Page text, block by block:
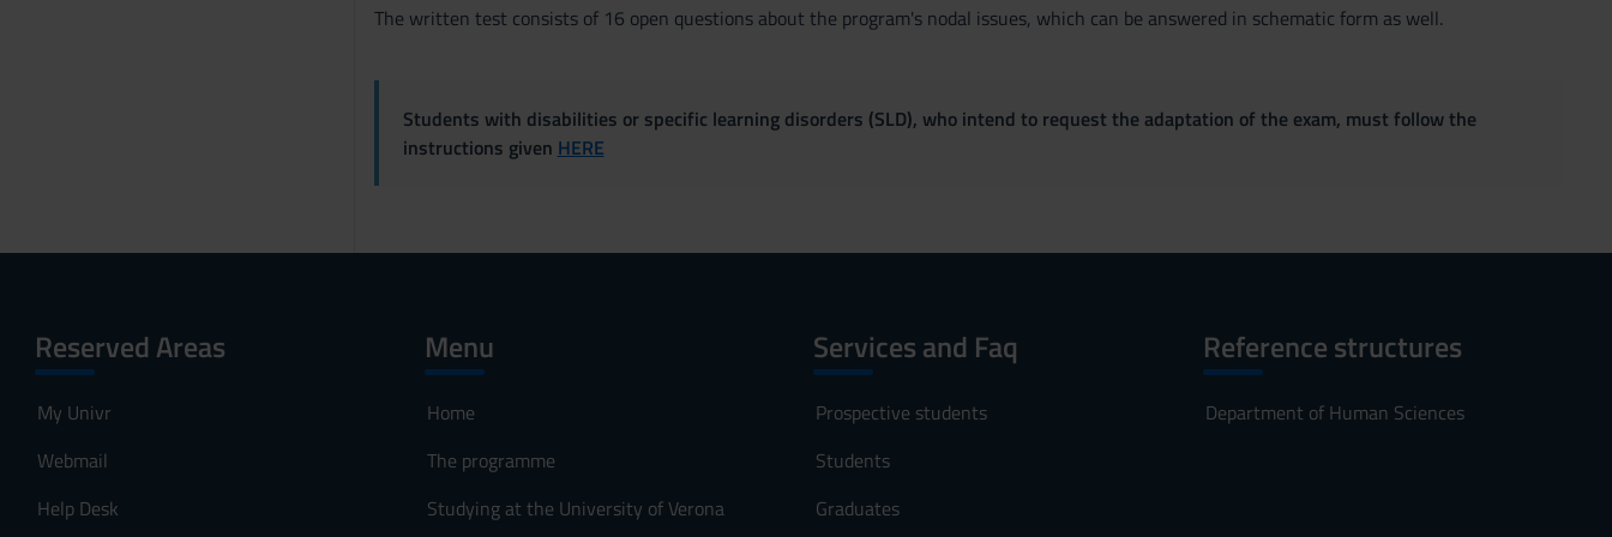
The written test consists of 16 open questions about the program's nodal issues, which can be answered in schematic form as well.
Students with disabilities or specific learning disorders (SLD), who intend to request the adaptation of the exam, must follow the
instructions given HERE
Reserved Areas
My Univr
Webmail
Help Desk
Menu
Home
The programme
Studying at the University of Verona
Services and Faq
Prospective students
Students
Graduates
Reference structures
Department of Human Sciences